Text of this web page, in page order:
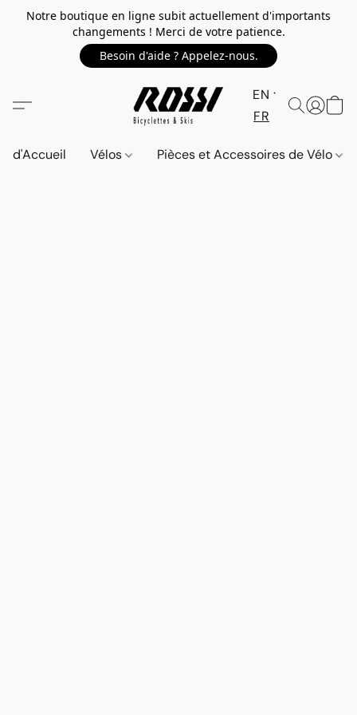
Notre boutique en ligne subit actuellement d'importants
changements ! Merci de votre patience.
Besoin d'aide ? Appelez-nous.
EN
FR
d'Accueil Vélos Pièces et Accessoires de Vélo